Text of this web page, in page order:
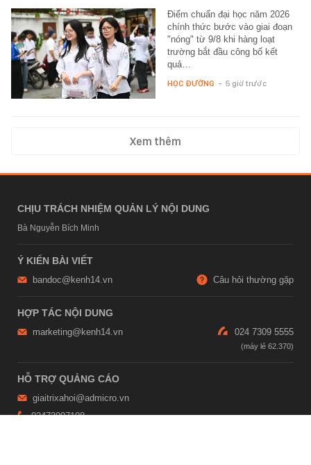
Điểm chuẩn đại học năm 2026
chính thức bước vào giai đoạn
"nóng" từ 9/8 khi hàng loạt
trường bắt đầu công bố kết
quả…
HỌC ĐƯỜNG - 5 giờ trước
Xem thêm
CHỊU TRÁCH NHIỆM QUẢN LÝ NỘI DUNG
Bà Nguyễn Bích Minh
Ý KIẾN BÀI VIẾT
bandoc@kenh14.vn Câu hỏi thường gặp
HỢP TÁC NỘI DUNG
marketing@kenh14.vn 024 7309 5555
HỖ TRỢ QUẢNG CÁO
giaitrixahoi@admicro.vn
02473007108